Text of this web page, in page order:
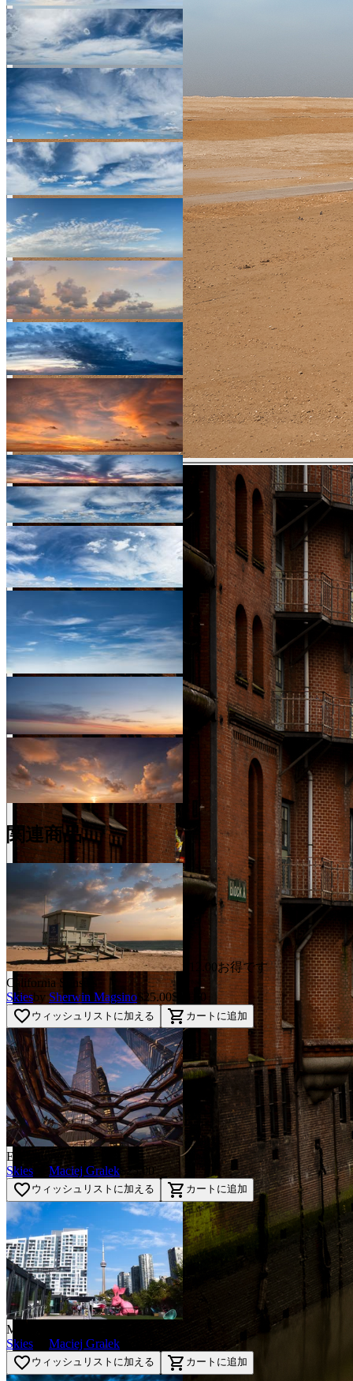
BEFORE
arrow_back_ios
arrow_forward_ios
AFTER
関連商品
$12.00お得です
California Sunsets
Skiesby Sherwin Magsino $25.00$13.00
favorite_border ウィッシュリストに加える shopping_cart カートに追加
Enchanting Twilight
Skies
Maciej Gralek $25.00
favorite_border ウィッシュリストに加える shopping_cart カートに追加
Morning Freshness
Skies
Maciej Gralek
favorite_border ウィッシュリストに加える shopping_cart カートに追加